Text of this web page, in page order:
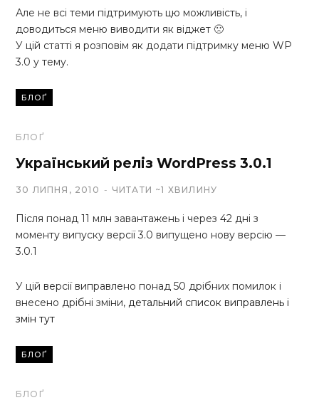
Але не всі теми підтримують цю можливість, і
доводиться меню виводити як віджет 🙁
У цій статті я розповім як додати підтримку меню WP
3.0 у тему.
БЛОҐ
БЛОҐ
Український реліз WordPress 3.0.1
30 ЛИПНЯ, 2010 ЧИТАТИ ~1 ХВИЛИНУ
Після понад 11 млн завантажень і через 42 дні з
моменту випуску версії 3.0 випущено нову версію —
3.0.1
У цій версії виправлено понад 50 дрібних помилок і
внесено дрібні зміни, детальний список виправлень і
змін тут
БЛОҐ
БЛОҐ